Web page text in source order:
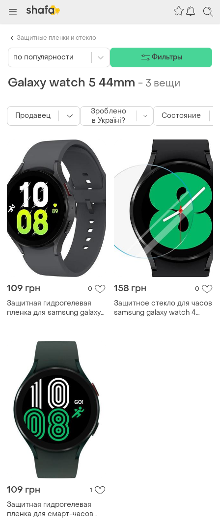
Galaxy watch 5 44mm - 3 вещи
109 грн 0
Защитная гидрогелевая
пленка для samsung galaxy
158 грн 0
Защитное стекло для часов
samsung galaxy watch 4
109 грн 1
Защитная гидрогелевая
пленка для смарт-часов
Продавец
Зроблено
в Україні?
Состояние
по популярности Фильтры
Защитные пленки и стекло